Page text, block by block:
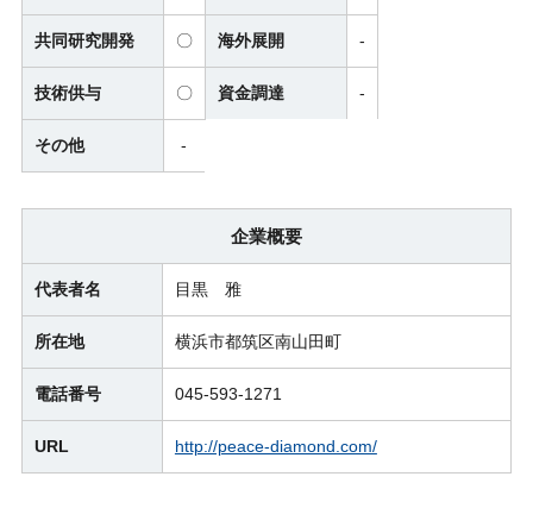
共同研究開発 〇 海外展開 -
技術供与 〇 資金調達 -
その他 -
企業概要
代表者名 目黒 雅
所在地 横浜市都筑区南山田町
電話番号 045-593-1271
URL http://peace-diamond.com/